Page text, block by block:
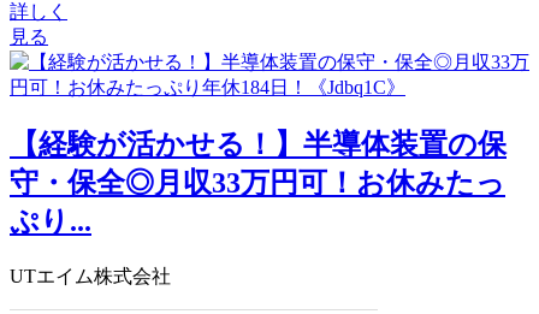
詳しく
見る
【経験が活かせる！】半導体装置の保
守・保全◎月収33万円可！お休みたっ
ぷり...
UTエイム株式会社